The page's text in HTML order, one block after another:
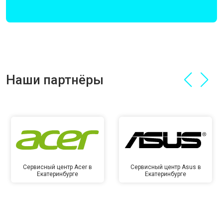
Наши партнёры
Сервисный центр Acer в
Екатеринбурге
Сервисный центр Asus в
Екатеринбурге